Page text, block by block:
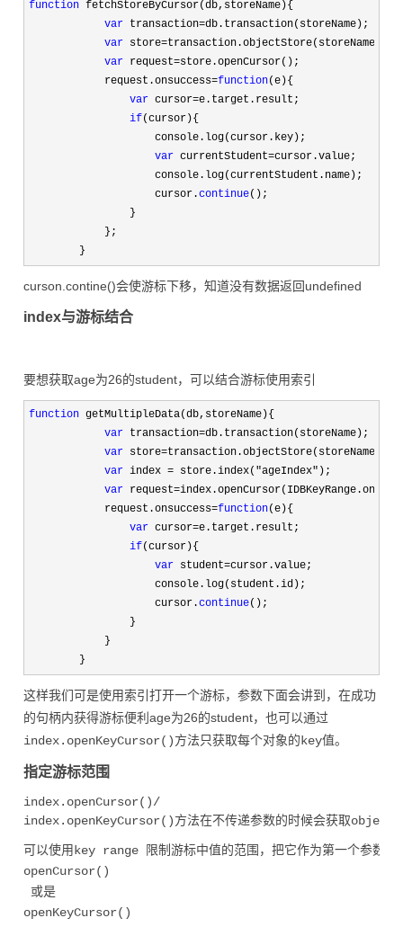
function fetchStoreByCursor(db,storeName){
var transaction=db.transaction(storeName);
var store=transaction.objectStore(storeName);
var request=store.openCursor();
            request.onsuccess
=function(e){
var cursor=e.target.result;
if(cursor){
                    console.log(cursor.key);
var currentStudent=cursor.value;
                    console.log(currentStudent.name);
                    cursor.
continue();
                }
            };
        }
curson.contine()会使游标下移，知道没有数据返回undefined
index与游标结合
要想获取age为26的student，可以结合游标使用索引
function getMultipleData(db,storeName){
var transaction=db.transaction(storeName);
var store=transaction.objectStore(storeName);
var index = store.index("ageIndex" );
var
            request.onsuccess
=function(e){
var cursor=e.target.result;
if(cursor){
var student=cursor.value;
                    console.log(student.id);
                    cursor.
continue();
                }
            }
        }
这样我们可是使用索引打开一个游标，参数下面会讲到，在成功
的句柄内获得游标便利age为26的student，也可以通过
index.openKeyCursor()方法只获取每个对象的key值。
指定游标范围
index.openCursor()/
index.openKeyCursor()方法在不传递参数的时候会获取object
可以使用key range 限制游标中值的范围，把它作为第一个参数
openCursor()
或是
openKeyCursor()